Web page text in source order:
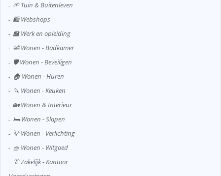
🌱 Tuin & Buitenleven
🛍️ Webshops
🏫 Werk en opleiding
🛀 Wonen - Badkamer
🛡️ Wonen - Beveiligen
🏠 Wonen - Huren
🔪 Wonen - Keuken
🏡 Wonen & Interieur
🛏️ Wonen - Slapen
💡 Wonen - Verlichting
🧺 Wonen - Witgoed
👔 Zakelijk - Kantoor